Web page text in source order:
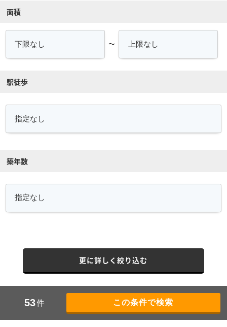
面積
～
駅徒歩
築年数
更に詳しく絞り込む
53件